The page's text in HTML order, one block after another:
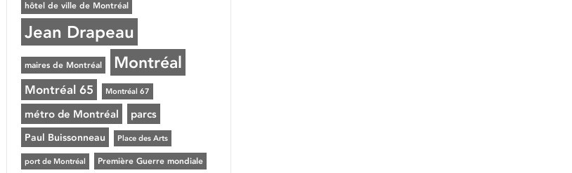
hôtel de ville de Montréal
Jean Drapeau
maires de Montréal Montréal
Montréal 65 Montréal 67
métro de Montréal parcs
Paul Buissonneau Place des Arts
port de Montréal Première Guerre mondiale